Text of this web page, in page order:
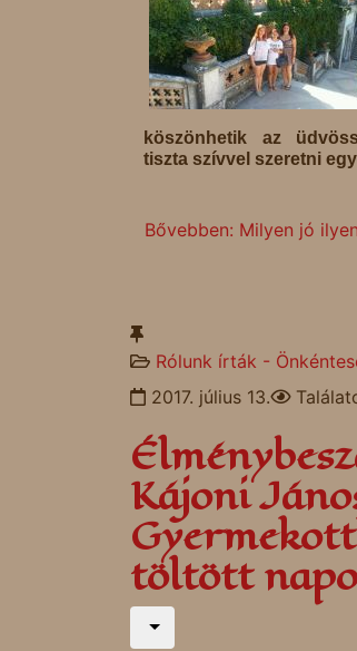
köszönhetik az
tiszta szívvel szeretni
Bővebben: Milyen jó
Rólunk írták -
2017. július 13.
Kájoni
töltött